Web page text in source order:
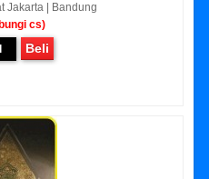
Jakarta | Bandung
cs)
Beli